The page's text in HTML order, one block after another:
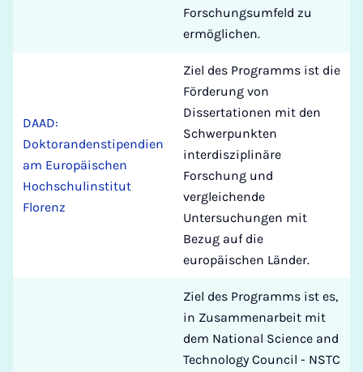
Forschungsumfeld zu
ermöglichen.
DAAD:
Doktorandenstipendien
am Europäischen
Hochschulinstitut
Florenz
Ziel des Programms ist die
Förderung von
Dissertationen mit den
Schwerpunkten
interdisziplinäre
Forschung und
vergleichende
Untersuchungen mit
Bezug auf die
europäischen Länder.
Ziel des Programms ist es,
in Zusammenarbeit mit
dem National Science and
Technology Council - NSTC